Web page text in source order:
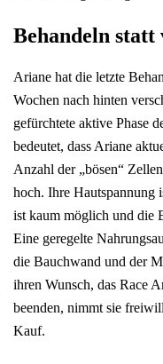
Behandeln statt
Ariane hat die letzte
Wochen nach hinten
gefürchtete aktive Phase
bedeutet, dass Ariane
Anzahl der „bösen“
hoch. Ihre Hautspannung
ist kaum möglich und die
Eine geregelte
die Bauchwand und der
ihren Wunsch, das Race
beenden, nimmt sie
Kauf.